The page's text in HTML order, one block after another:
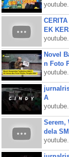
EK
Novel
n Foto
A
Serem,
dela